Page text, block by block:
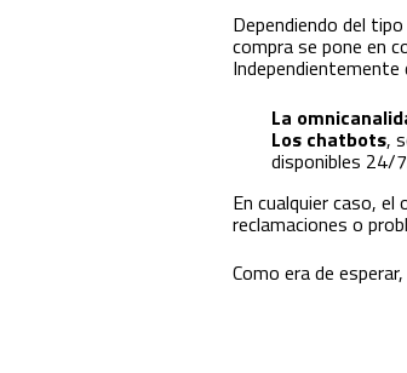
Dependiendo del
compra se pone en
La
Los chatbots,
disponibles 24/
En cualquier caso,
reclamaciones o
Como era de